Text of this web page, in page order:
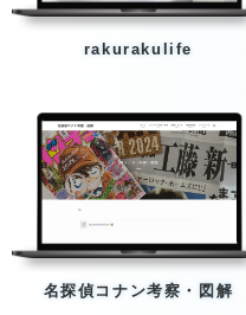
rakurakulife
名探偵コナン考察・図解